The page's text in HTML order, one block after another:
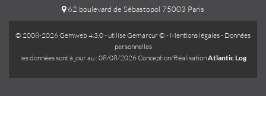
62 boulevard de Sébastopol 75003 Paris
© 2008-2026 Gemweb 4.3.0- utiliseGemarcur © - Mentions légales- Données
personnelles
les données sont à jour au : 08/08/2026 Conception/RéalisationAtlantic Log